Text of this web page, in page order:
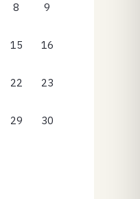
8 9
15 16
22 23
29 30